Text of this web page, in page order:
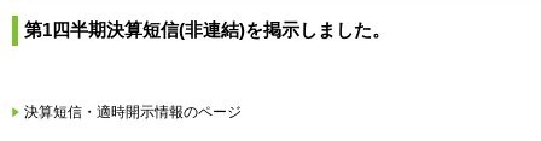
第1四半期決算短信(非連結)を掲示しました。
決算短信・適時開示情報のページ